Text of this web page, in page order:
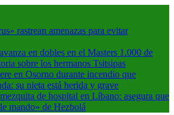
rastrean amenazas para evitar
en dobles en el Masters 1.000 de
sobre los hermanos Tsitsipas
en Osorno durante incendio que
su nieta está herida y grave
de hospital en Líbano: asegura que
mando» de Hezbolá